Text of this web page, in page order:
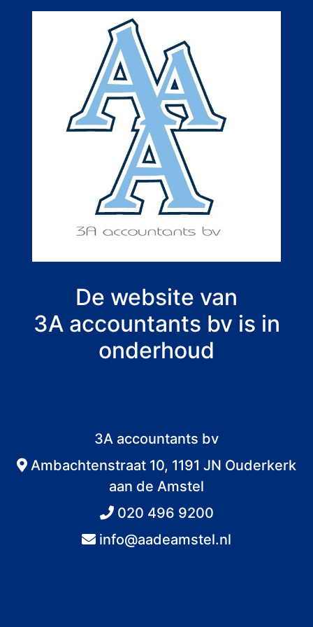
De website van
3A accountants bv is in
onderhoud
3A accountants bv
Ambachtenstraat 10, 1191 JN Ouderkerk
aan de Amstel
020 496 9200
info@aadeamstel.nl